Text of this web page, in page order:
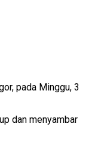
pada Minggu, 3
dan menyambar